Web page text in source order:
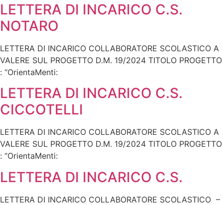
LETTERA DI INCARICO C.S.
NOTARO
LETTERA DI INCARICO COLLABORATORE SCOLASTICO A
VALERE SUL PROGETTO D.M. 19/2024 TITOLO PROGETTO
: “OrientaMenti:
LETTERA DI INCARICO C.S.
CICCOTELLI
LETTERA DI INCARICO COLLABORATORE SCOLASTICO A
VALERE SUL PROGETTO D.M. 19/2024 TITOLO PROGETTO
: “OrientaMenti:
LETTERA DI INCARICO C.S.
LETTERA DI INCARICO COLLABORATORE SCOLASTICO –